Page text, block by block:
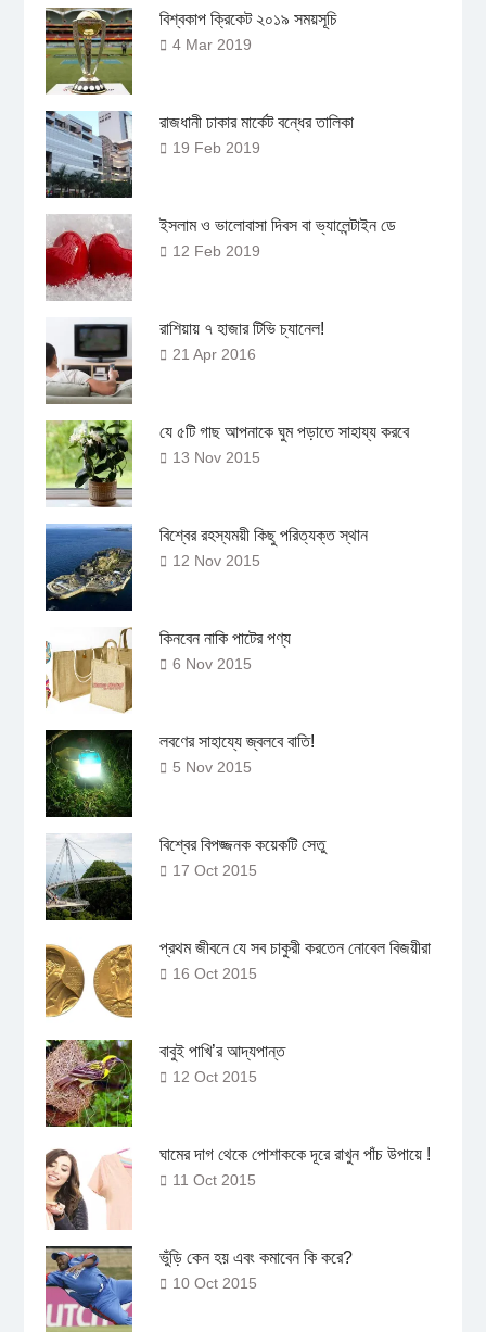
বিশ্বকাপ ক্রিকেট ২০১৯ সময়সূচি
4 Mar 2019
রাজধানী ঢাকার মার্কেট বন্ধের তালিকা
19 Feb 2019
ইসলাম ও ভালোবাসা দিবস বা ভ্যালেন্টাইন ডে
12 Feb 2019
রাশিয়ায় ৭ হাজার টিভি চ্যানেল!
21 Apr 2016
যে ৫টি গাছ আপনাকে ঘুম পড়াতে সাহায্য করবে
13 Nov 2015
বিশ্বের রহস্যময়ী কিছু পরিত্যক্ত স্থান
12 Nov 2015
কিনবেন নাকি পাটের পণ্য
6 Nov 2015
লবণের সাহায্যে জ্বলবে বাতি!
5 Nov 2015
বিশ্বের বিপজ্জনক কয়েকটি সেতু
17 Oct 2015
প্রথম জীবনে যে সব চাকুরী করতেন নোবেল বিজয়ীরা
16 Oct 2015
বাবুই পাখি’র আদ্যপান্ত
12 Oct 2015
ঘামের দাগ থেকে পোশাককে দূরে রাখুন পাঁচ উপায়ে !
11 Oct 2015
ভুঁড়ি কেন হয় এবং কমাবেন কি করে?
10 Oct 2015